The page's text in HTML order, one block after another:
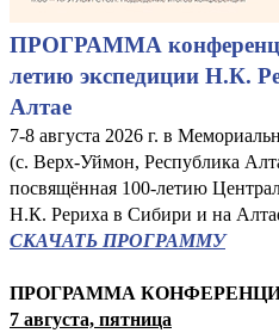
ПРОГРАММА
летию экспедиции Н.К.
Алтае
7-8 августа 2026 г. в
(с. Верх-Уймон, Республика
посвящённая 100-летию
Н.К. Рериха в Сибири и на
СКАЧАТЬ ПРОГРАММУ
ПРОГРАММА
7 августа, пятница